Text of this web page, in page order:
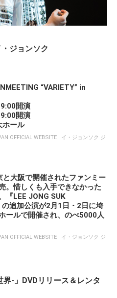
ジョンソク
“VARIETY” in
開演
開演
ホール
OFFICIAL WEBSITE | イ・ジョンソク ジ
大阪で開催されたファンミー
。惜しくも入手できなかった
『LEE JONG SUK
の追加公演が2月1日・2日に埼
ールで開催され、のべ5000人
OFFICIAL WEBSITE | イ・ジョンソク ジ
-」DVDリリース＆レンタ